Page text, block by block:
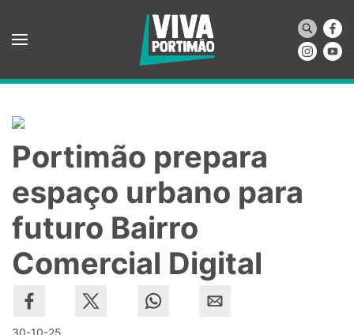
Saltar para o conteúdo principal
Portimão prepara
espaço urbano para
futuro Bairro
Comercial Digital
30-10-25